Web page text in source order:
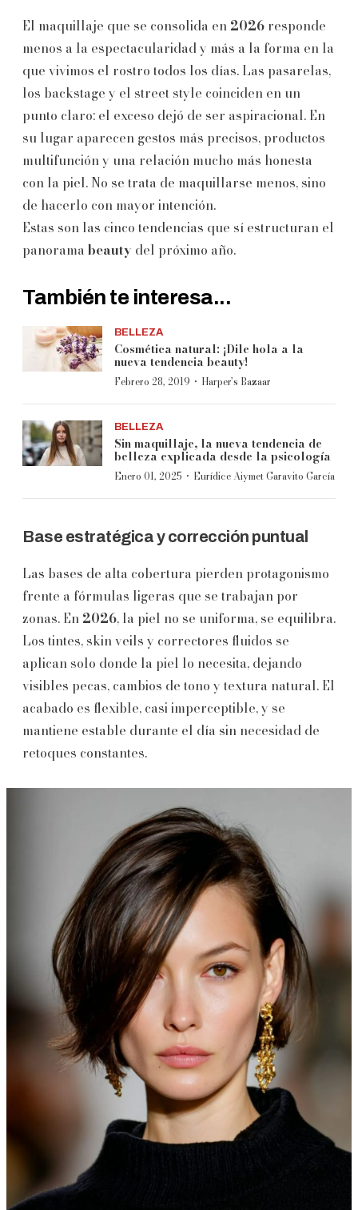
El maquillaje que se consolida en 2026 responde
menos a la espectacularidad y más a la forma en la
que vivimos el rostro todos los días. Las pasarelas,
los backstage y el street style coinciden en un
punto claro: el exceso dejó de ser aspiracional. En
su lugar aparecen gestos más precisos, productos
multifunción y una relación mucho más honesta
con la piel. No se trata de maquillarse menos, sino
de hacerlo con mayor intención.
Estas son las cinco tendencias que sí estructuran el
panorama beauty del próximo año.
También te interesa...
BELLEZA
Cosmética natural: ¡Dile hola a la
nueva tendencia beauty!
Febrero 28, 2019 · Harper’s Bazaar
BELLEZA
Sin maquillaje, la nueva tendencia de
belleza explicada desde la psicología
Enero 01, 2025 · Eurídice Aiymet Garavito García
Base estratégica y corrección puntual
Las bases de alta cobertura pierden protagonismo
frente a fórmulas ligeras que se trabajan por
zonas. En 2026, la piel no se uniforma, se equilibra.
Los tintes, skin veils y correctores fluidos se
aplican solo donde la piel lo necesita, dejando
visibles pecas, cambios de tono y textura natural. El
acabado es flexible, casi imperceptible, y se
mantiene estable durante el día sin necesidad de
retoques constantes.